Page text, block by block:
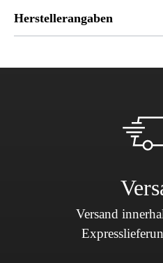
Herstellerangaben
Versand